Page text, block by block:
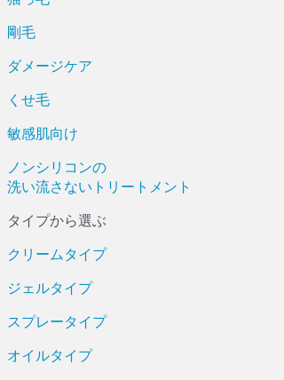
剛毛
ダメージケア
くせ毛
敏感肌向け
ノンシリコンの
洗い流さないトリートメント
タイプから選ぶ
クリームタイプ
ジェルタイプ
スプレータイプ
オイルタイプ